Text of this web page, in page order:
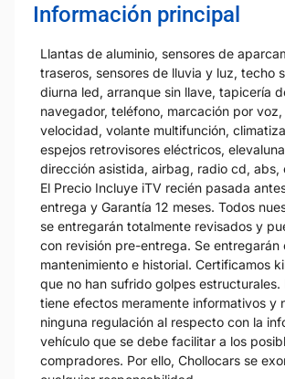
Información principal
Llantas de aluminio, sensores de
traseros, sensores de lluvia y luz, techo
diurna led, arranque sin llave, tapicería
navegador, teléfono, marcación por
velocidad, volante multifunción,
espejos retrovisores eléctricos,
dirección asistida, airbag, radio cd, abs,
El Precio Incluye iTV recién pasada
entrega y Garantía 12 meses. Todos
se entregarán totalmente revisados y
con revisión pre-entrega. Se entregarán
mantenimiento e historial. Certificamos
que no han sufrido golpes estructurales.
tiene efectos meramente informativos y
ninguna regulación al respecto con la
vehículo que se debe facilitar a los
compradores. Por ello, Chollocars se